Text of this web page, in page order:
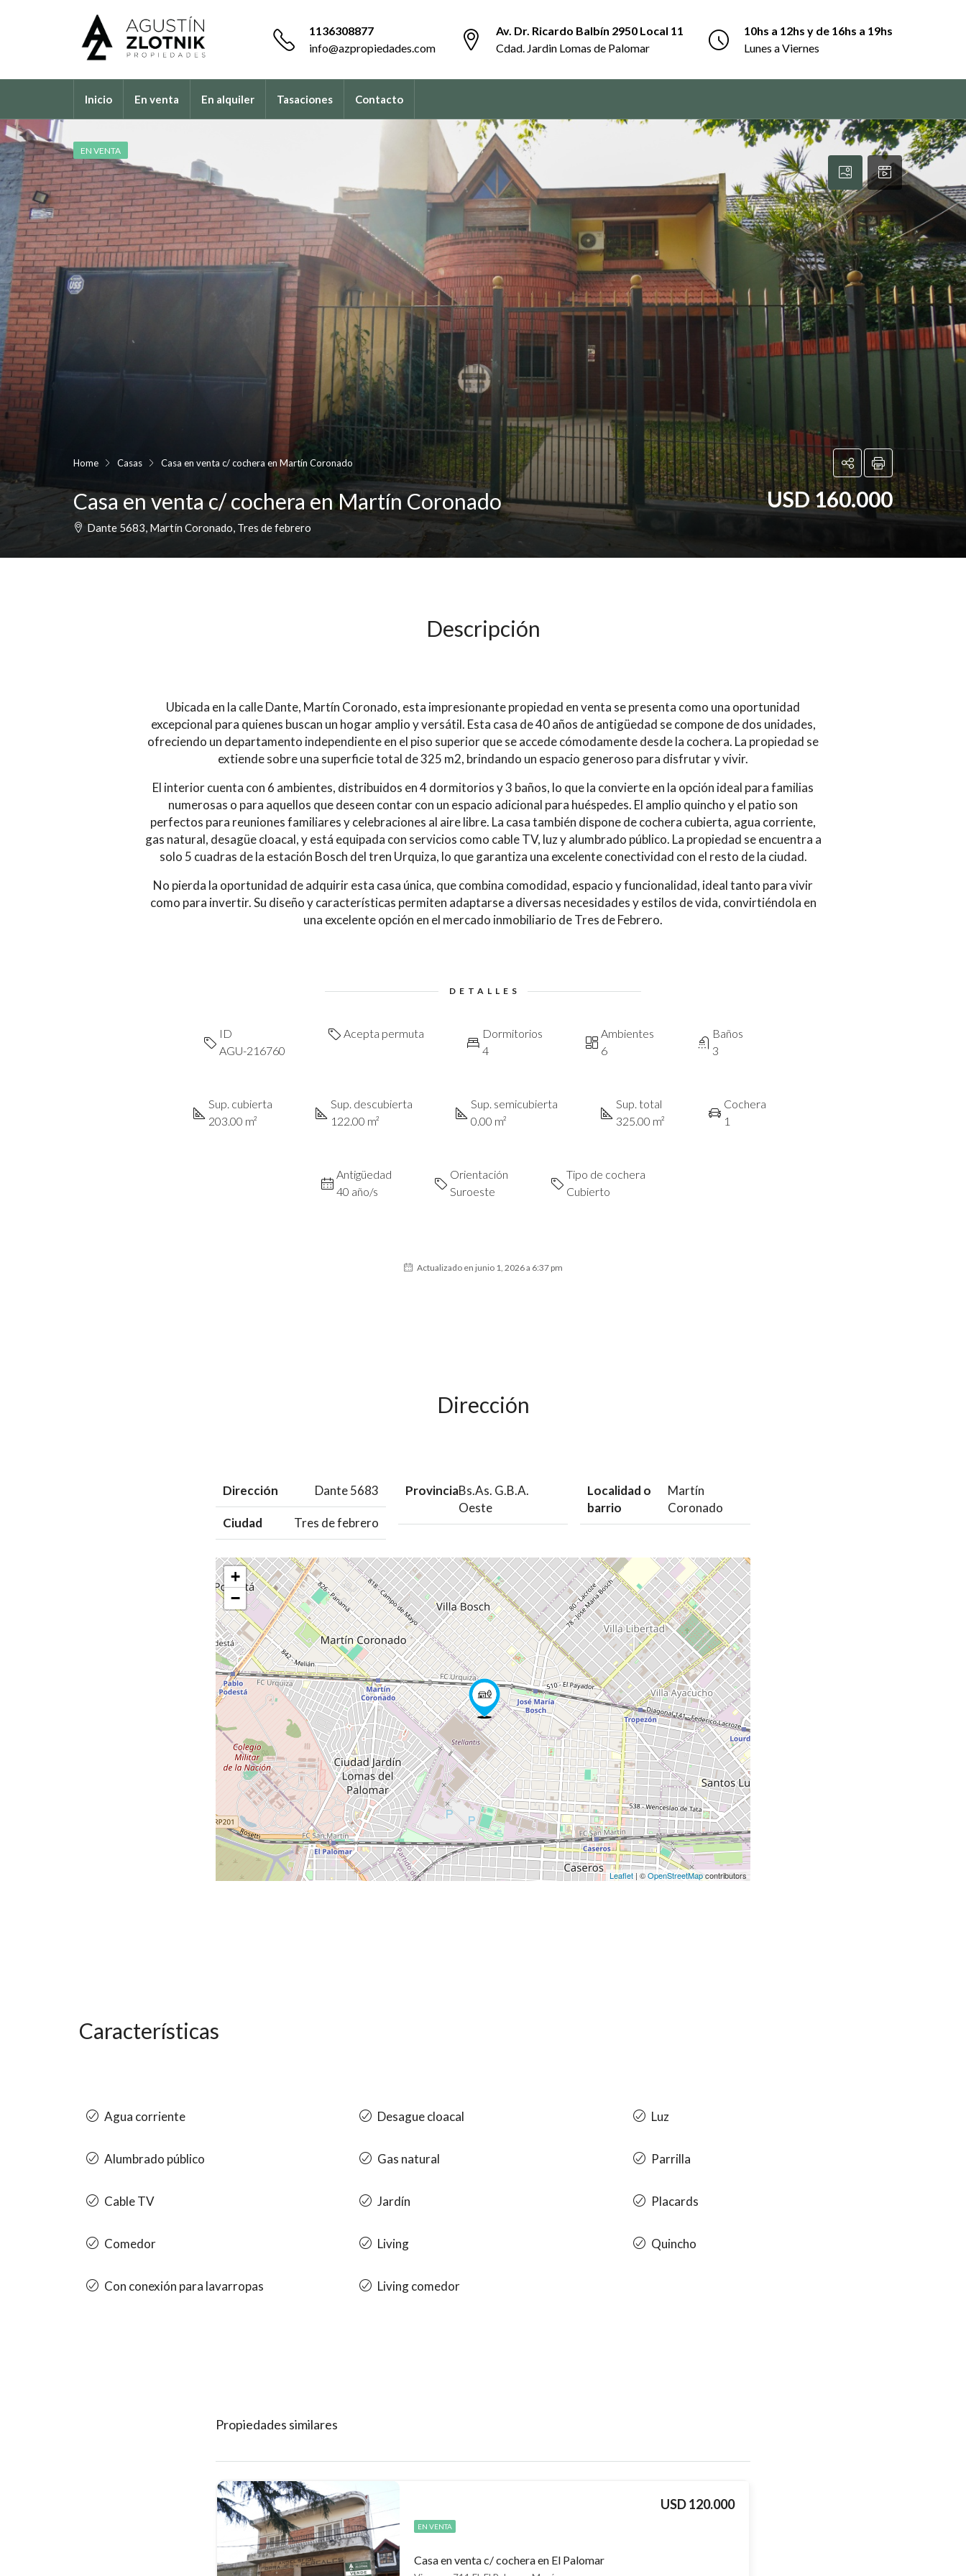
1136308877
info@azpropiedades.com
Av. Dr. Ricardo Balbín 2950 Local 11
Cdad. Jardin Lomas de Palomar
10hs a 12hs y de 16hs a 19hs
Lunes a Viernes
Inicio En venta En alquiler Tasaciones Contacto
EN VENTA
Home Casas Casa en venta c/ cochera en Martín Coronado
Casa en venta c/ cochera en Martín Coronado USD 160.000
Dante 5683, Martín Coronado, Tres de febrero
Descripción
Ubicada en la calle Dante, Martín Coronado, esta impresionante propiedad en venta se presenta como una oportunidad
excepcional para quienes buscan un hogar amplio y versátil. Esta casa de 40 años de antigüedad se compone de dos unidades,
ofreciendo un departamento independiente en el piso superior que se accede cómodamente desde la cochera. La propiedad se
extiende sobre una superficie total de 325 m2, brindando un espacio generoso para disfrutar y vivir.
El interior cuenta con 6 ambientes, distribuidos en 4 dormitorios y 3 baños, lo que la convierte en la opción ideal para familias
numerosas o para aquellos que deseen contar con un espacio adicional para huéspedes. El amplio quincho y el patio son
perfectos para reuniones familiares y celebraciones al aire libre. La casa también dispone de cochera cubierta, agua corriente,
gas natural, desagüe cloacal, y está equipada con servicios como cable TV, luz y alumbrado público. La propiedad se encuentra a
solo 5 cuadras de la estación Bosch del tren Urquiza, lo que garantiza una excelente conectividad con el resto de la ciudad.
No pierda la oportunidad de adquirir esta casa única, que combina comodidad, espacio y funcionalidad, ideal tanto para vivir
como para invertir. Su diseño y características permiten adaptarse a diversas necesidades y estilos de vida, convirtiéndola en
una excelente opción en el mercado inmobiliario de Tres de Febrero.
DETALLES
ID
AGU-216760
Acepta permuta
Dormitorios
4
Ambientes
6
Baños
3
Sup. cubierta
203.00 m²
Sup. descubierta
122.00 m²
Sup. semicubierta
0.00 m²
Sup. total
325.00 m²
Cochera
1
Antigüedad
40 año/s
Orientación
Suroeste
Tipo de cochera
Cubierto
Actualizado en junio 1, 2026 a 6:37 pm
Dirección
Dirección Dante 5683
Ciudad Tres de febrero
ProvinciaBs.As. G.B.A.
Oeste
Localidad o
barrio
Martín
Coronado
+
−
Leaflet | ©OpenStreetMapcontributors
Características
Agua corriente
Alumbrado público
Cable TV
Comedor
Con conexión para lavarropas
Desague cloacal
Gas natural
Jardín
Living
Living comedor
Luz
Parrilla
Placards
Quincho
Propiedades similares
EN VENTA
Casa en venta c/ cochera en El Palomar
USD 120.000